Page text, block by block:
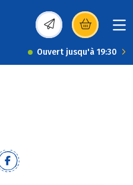
(s’ouvre dans une
Ouvert jusqu'à 19:30